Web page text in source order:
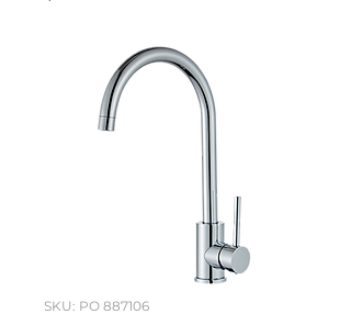
SKU: PO 887106